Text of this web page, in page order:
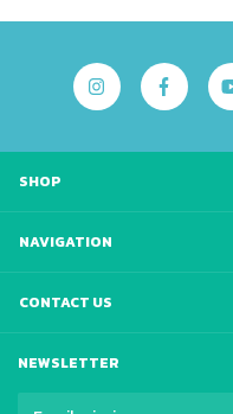
SHOP
NAVIGATION
CONTACT US
NEWSLETTER